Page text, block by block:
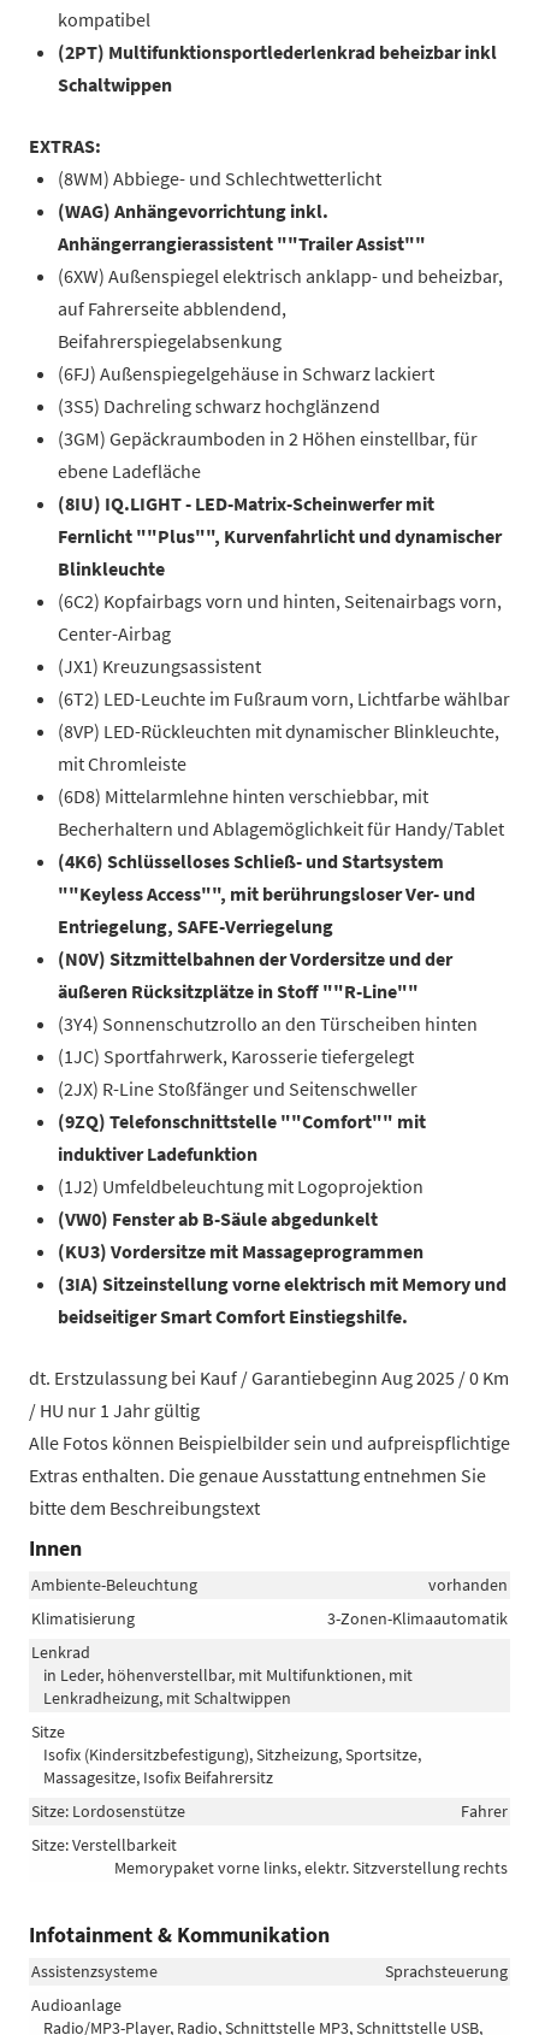
kompatibel
(2PT) Multifunktionsportlederlenkrad beheizbar inkl
Schaltwippen
EXTRAS:
(8WM) Abbiege- und Schlechtwetterlicht
(WAG) Anhängevorrichtung inkl.
Anhängerrangierassistent ""Trailer Assist""
(6XW) Außenspiegel elektrisch anklapp- und beheizbar,
auf Fahrerseite abblendend,
Beifahrerspiegelabsenkung
(6FJ) Außenspiegelgehäuse in Schwarz lackiert
(3S5) Dachreling schwarz hochglänzend
(3GM) Gepäckraumboden in 2 Höhen einstellbar, für
ebene Ladefläche
(8IU) IQ.LIGHT - LED-Matrix-Scheinwerfer mit
Fernlicht ""Plus"", Kurvenfahrlicht und dynamischer
Blinkleuchte
(6C2) Kopfairbags vorn und hinten, Seitenairbags vorn,
Center-Airbag
(JX1) Kreuzungsassistent
(6T2) LED-Leuchte im Fußraum vorn, Lichtfarbe wählbar
(8VP) LED-Rückleuchten mit dynamischer Blinkleuchte,
mit Chromleiste
(6D8) Mittelarmlehne hinten verschiebbar, mit
Becherhaltern und Ablagemöglichkeit für Handy/Tablet
(4K6) Schlüsselloses Schließ- und Startsystem
""Keyless Access"", mit berührungsloser Ver- und
Entriegelung, SAFE-Verriegelung
(N0V) Sitzmittelbahnen der Vordersitze und der
äußeren Rücksitzplätze in Stoff ""R-Line""
(3Y4) Sonnenschutzrollo an den Türscheiben hinten
(1JC) Sportfahrwerk, Karosserie tiefergelegt
(2JX) R-Line Stoßfänger und Seitenschweller
(9ZQ) Telefonschnittstelle ""Comfort"" mit
induktiver Ladefunktion
(1J2) Umfeldbeleuchtung mit Logoprojektion
(VW0) Fenster ab B-Säule abgedunkelt
(KU3) Vordersitze mit Massageprogrammen
(3IA) Sitzeinstellung vorne elektrisch mit Memory und
beidseitiger Smart Comfort Einstiegshilfe.
dt. Erstzulassung bei Kauf / Garantiebeginn Aug 2025 / 0 Km
/ HU nur 1 Jahr gültig
Alle Fotos können Beispielbilder sein und aufpreispflichtige
Extras enthalten. Die genaue Ausstattung entnehmen Sie
bitte dem Beschreibungstext
Innen
Ambiente-Beleuchtung
vorhanden
Klimatisierung
3-Zonen-Klimaautomatik
Lenkrad
in Leder, höhenverstellbar, mit Multifunktionen, mit
Lenkradheizung, mit Schaltwippen
Sitze
Isofix (Kindersitzbefestigung), Sitzheizung, Sportsitze,
Massagesitze, Isofix Beifahrersitz
Sitze: Lordosenstütze
Fahrer
Sitze: Verstellbarkeit
Memorypaket vorne links, elektr. Sitzverstellung rechts
Infotainment & Kommunikation
Assistenzsysteme
Sprachsteuerung
Audioanlage
Radio/MP3-Player, Radio, Schnittstelle MP3, Schnittstelle USB,